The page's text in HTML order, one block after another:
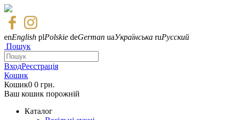
enEnglish plPolskie deGerman uaУкраїнська ruРусский
Пошук
ВходРеєстрація
Кошик
Кошик0 0 грн.
Ваш кошик порожній
Каталог